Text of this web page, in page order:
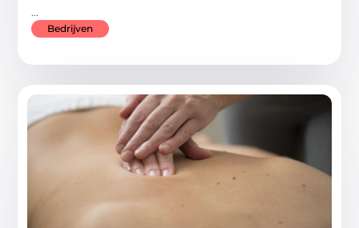
...
Bedrijven